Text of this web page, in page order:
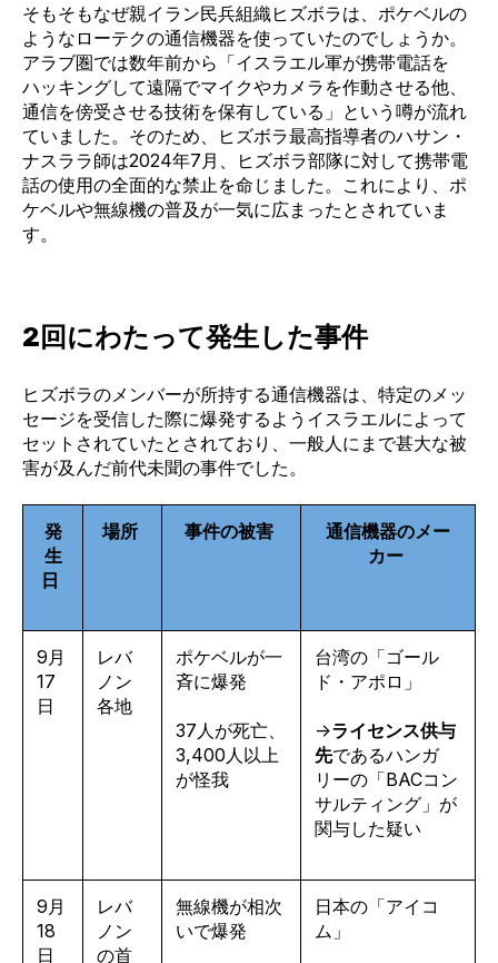
そもそもなぜ親イラン民兵組織ヒズボラは、ポケベルの
ようなローテクの通信機器を使っていたのでしょうか。
アラブ圏では数年前から「イスラエル軍が携帯電話を
ハッキングして遠隔でマイクやカメラを作動させる他、
通信を傍受させる技術を保有している」という噂が流れ
ていました。そのため、
ヒズボラ最高指導者のハサン・
ナスララ師は2024年7月、ヒズボラ部隊に対して携帯電
話の使用の全面的な禁止を命じました。これにより、ポ
ケベルや無線機の普及が一気に広まったとされていま
す。
2回にわたって発生した事件
ヒズボラのメンバーが所持する通信機器は、特定のメッ
セージを受信した際に爆発するようイスラエルによって
セットされていたとされており、一般人にまで甚大な被
害が及んだ前代未聞の事件でした。
発
生
日
場所 事件の被害
通信機器のメー
カー
9月
17
日
レバ
ノン
各地
ポケベルが一
斉に爆発
37人が死亡、
3,400人以上
が怪我
台湾の「ゴール
ド・アポロ」
→ライセンス供与
先であるハンガ
リーの「BACコン
サルティング」が
関与した疑い
9月
18
日
レバ
ノン
の首
無線機が相次
いで爆発
日本の「アイコ
ム」